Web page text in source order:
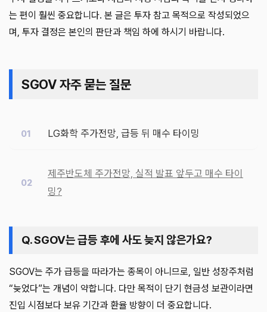
는 편이 훨씬 중요합니다. 본 글은 투자 참고 목적으로 작성되었으
며, 투자 결정은 본인의 판단과 책임 하에 하시기 바랍니다.
SGOV 자주 묻는 질문
LG화학 주가전망, 급등 뒤 매수 타이밍
제주반도체 주가전망, 실적 발표 앞두고 매수 타이
밍?
Q. SGOV는 급등 후에 사도 늦지 않은가요?
SGOV는 주가 급등을 따라가는 종목이 아니므로, 일반 성장주처럼
“늦었다”는 개념이 약합니다. 다만 목적이 단기 현금성 보관이라면
진입 시점보다 보유 기간과 환율 방향이 더 중요합니다.